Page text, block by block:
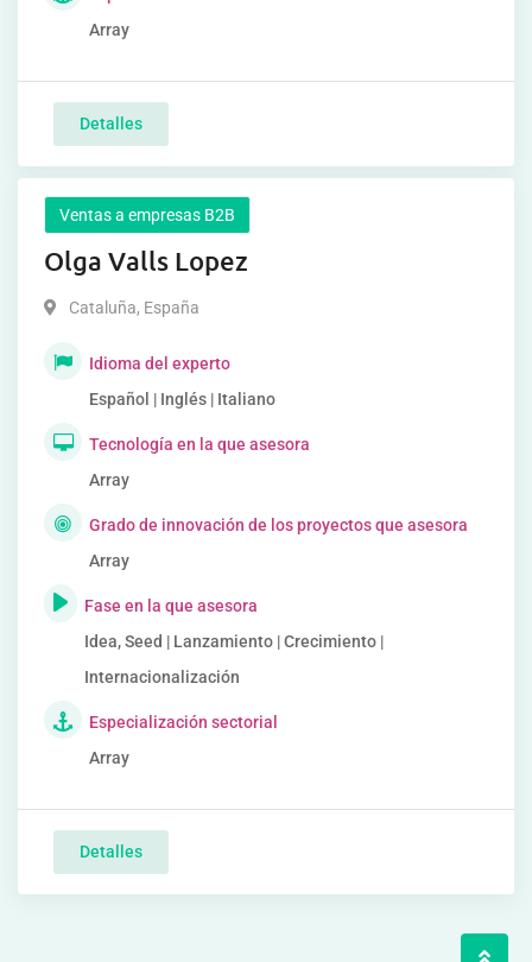
Array
Detalles
Ventas a empresas B2B
Olga Valls Lopez
Cataluña, España
Idioma del experto
Español | Inglés | Italiano
Tecnología en la que asesora
Array
Grado de innovación de los proyectos que asesora
Array
Fase en la que asesora
Idea, Seed | Lanzamiento | Crecimiento |
Internacionalización
Especialización sectorial
Array
Detalles